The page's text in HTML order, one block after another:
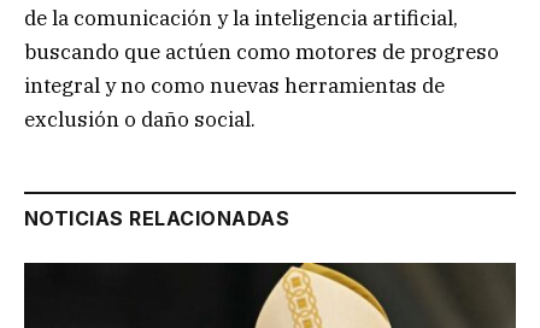
de la comunicación y la inteligencia artificial,
buscando que actúen como motores de progreso
integral y no como nuevas herramientas de
exclusión o daño social.
NOTICIAS RELACIONADAS